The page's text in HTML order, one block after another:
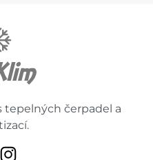
tepelných čerpadel a